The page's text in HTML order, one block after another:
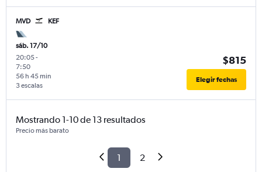
MVD KEF
sáb. 17/10
20:05-
7:50
3 escalas
56 h 45 min
$815
Elegir fechas
Mostrando 1-10 de 13 resultados
Precio más barato
1 2